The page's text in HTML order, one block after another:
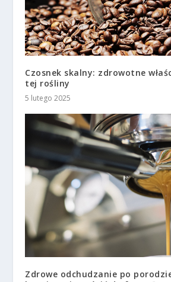
Czosnek skalny: zdrowotne
tej rośliny
5 lutego 2025
Zdrowe odchudzanie po